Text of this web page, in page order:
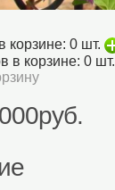
корзине: 0 шт.
в корзине: 0 шт.